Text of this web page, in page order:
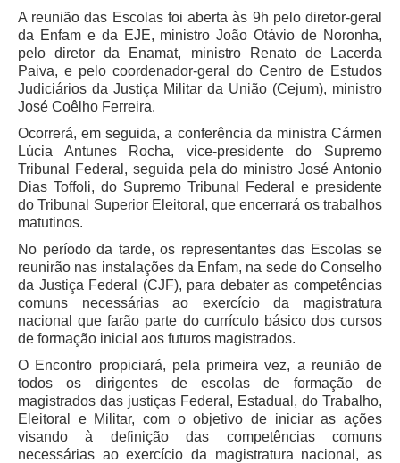
Gestão Orcamentária
Licitações, contratos e Instrumentos
Gestão de Pessoas
Auditoria e Prestação de Contas
Acessibilidade
LGPD
Legislação
Acórdãos
Atos Administrativos
Biblioteca Digital
Código de Ética dos Servidores
Diário Eletrônico JT
Diário Oficial
Eliminação de Autos
A reunião das Escolas foi aberta às 9h pelo diretor-geral
da Enfam e da EJE, ministro João Otávio de Noronha,
pelo diretor da Enamat, ministro Renato de Lacerda
Paiva, e pelo coordenador-geral do Centro de Estudos
Judiciários da Justiça Militar da União (Cejum), ministro
José Coêlho Ferreira.
Ocorrerá, em seguida, a conferência da ministra Cármen
Lúcia Antunes Rocha, vice-presidente do Supremo
Tribunal Federal, seguida pela do ministro José Antonio
Dias Toffoli, do Supremo Tribunal Federal e presidente
do Tribunal Superior Eleitoral, que encerrará os trabalhos
matutinos.
No período da tarde, os representantes das Escolas se
reunirão nas instalações da Enfam, na sede do Conselho
da Justiça Federal (CJF), para debater as competências
comuns necessárias ao exercício da magistratura
nacional que farão parte do currículo básico dos cursos
de formação inicial aos futuros magistrados.
O Encontro propiciará, pela primeira vez, a reunião de
todos os dirigentes de escolas de formação de
magistrados das justiças Federal, Estadual, do Trabalho,
Eleitoral e Militar, com o objetivo de iniciar as ações
visando à definição das competências comuns
necessárias ao exercício da magistratura nacional, as